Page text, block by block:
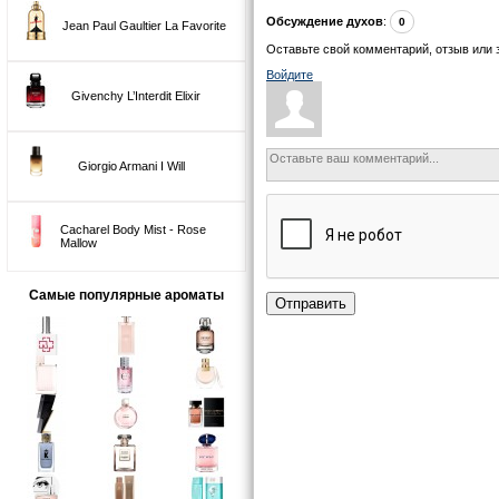
Jean Paul Gaultier La Favorite
Givenchy L’Interdit Elixir
Giorgio Armani I Will
Cacharel Body Mist - Rose
Mallow
Самые популярные ароматы
Обсуждение духов: 0
Оставьте свой комментарий, отзыв или
Войдите
Отправить